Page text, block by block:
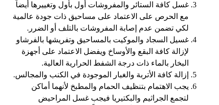
غسل كافة الستائر والمفروشات أول بأول وتغييرها أيضاً
مع الحرص على الاعتماد على مساحيق ذات جودة عالمية
لكي تضمن عدم إصابة المفروشات بالتلف أو الضرر.
غسيل السجاد والموكيت بالمساحيق وتفريشها بالفرشاو
لإزالة كافة البقع والأوساخ ويفضل الاعتماد على أجهزة
البخار بالماء ذات درجة الشفط الحرارية العالية.
إزالة كافة الأتربة والغبار الموجودة في الكنب والمجالس.
يجب الاهتمام بتنظيف الحمام والمطبخ لأنهما أماكن
لتجمع الجراثيم والبكتيريا فيجب غسل المراحيض